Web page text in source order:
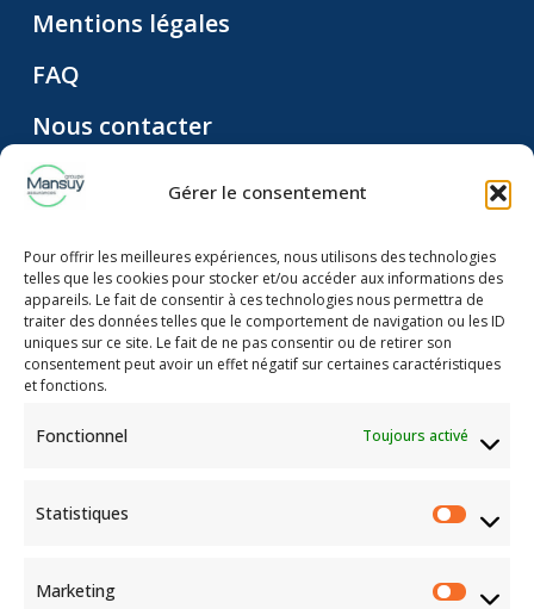
Gérer le consentement
Pour offrir les meilleures expériences, nous utilisons des technologies
telles que les cookies pour stocker et/ou accéder aux informations des
appareils. Le fait de consentir à ces technologies nous permettra de
traiter des données telles que le comportement de navigation ou les ID
uniques sur ce site. Le fait de ne pas consentir ou de retirer son
consentement peut avoir un effet négatif sur certaines caractéristiques
et fonctions.
Fonctionnel Toujours activé
Statistiques
Marketing
Mentions légales
FAQ
Nous contacter
Qui sommes nous ?